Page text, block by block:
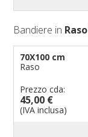
Bandiere in Raso
70X100 cm
Raso
Prezzo cda:
45,00 €
(IVA inclusa)